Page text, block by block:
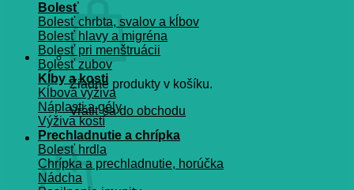
Žiadne produkty v košíku.
Vrátiť sa do obchodu
Košík
Bolesť
Bolesť chrbta, svalov a kĺbov
Bolesť hlavy a migréna
Bolesť pri menštruácii
Bolesť zubov
Kĺby a kosti
Kĺbová výživa
Náplasti a gély
Výživa kostí
Prechladnutie a chrípka
Bolesť hrdla
Chrípka a prechladnutie, horúčka
Nádcha